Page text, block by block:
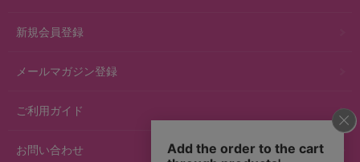
新規会員登録
メールマガジン登録
ご利用ガイド
お問い合わせ